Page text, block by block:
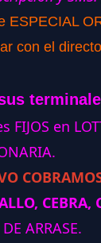
ESPECIAL
con el
en
CEBRA,
ARRASE.